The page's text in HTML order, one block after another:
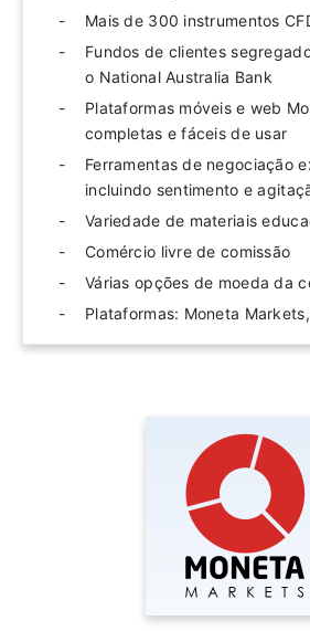
Mais de 300 instrumentos
Fundos de clientes
o National Australia Bank
Plataformas móveis e web
completas e fáceis de usar
Ferramentas de negociação
incluindo sentimento e
Variedade de materiais
Comércio livre de comissão
Várias opções de moeda da
Plataformas: Moneta